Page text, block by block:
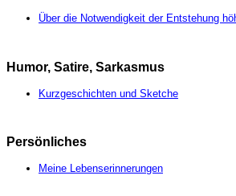
Über die Notwendigkeit der Entstehung
Humor, Satire, Sarkasmus
Kurzgeschichten und Sketche
Persönliches
Meine Lebenserinnerungen